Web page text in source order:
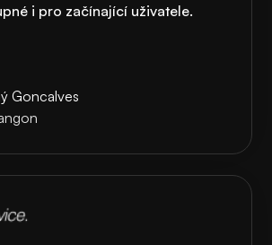
i pro začínající uživatele.
Goncalves